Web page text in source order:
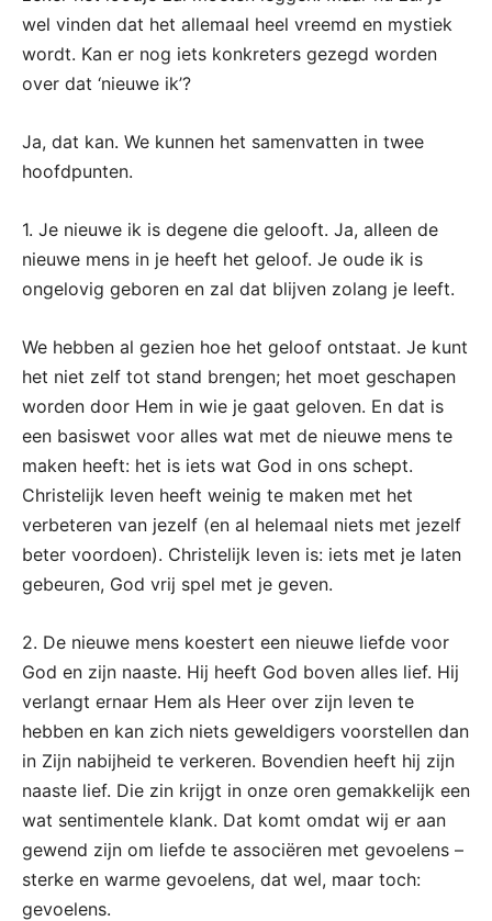
wel vinden dat het allemaal heel vreemd en mystiek
wordt. Kan er nog iets konkreters gezegd worden
over dat ‘nieuwe ik’?
Ja, dat kan. We kunnen het samenvatten in twee
hoofdpunten.
1. Je nieuwe ik is degene die gelooft. Ja, alleen de
nieuwe mens in je heeft het geloof. Je oude ik is
ongelovig geboren en zal dat blijven zolang je leeft.
We hebben al gezien hoe het geloof ontstaat. Je kunt
het niet zelf tot stand brengen; het moet geschapen
worden door Hem in wie je gaat geloven. En dat is
een basiswet voor alles wat met de nieuwe mens te
maken heeft: het is iets wat God in ons schept.
Christelijk leven heeft weinig te maken met het
verbeteren van jezelf (en al helemaal niets met jezelf
beter voordoen). Christelijk leven is: iets met je laten
gebeuren, God vrij spel met je geven.
2. De nieuwe mens koestert een nieuwe liefde voor
God en zijn naaste. Hij heeft God boven alles lief. Hij
verlangt ernaar Hem als Heer over zijn leven te
hebben en kan zich niets geweldigers voorstellen dan
in Zijn nabijheid te verkeren. Bovendien heeft hij zijn
naaste lief. Die zin krijgt in onze oren gemakkelijk een
wat sentimentele klank. Dat komt omdat wij er aan
gewend zijn om liefde te associëren met gevoelens –
sterke en warme gevoelens, dat wel, maar toch:
gevoelens.